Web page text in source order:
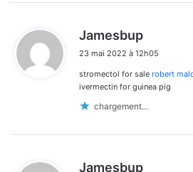
Jamesbup
t
:
23 mai 2022 à 12h05
stromectol for sale robert
ivermectin for guinea pig
chargement…
Jamesbup